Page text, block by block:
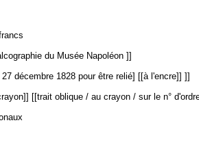
du Musée Napoléon ]]
décembre 1828 pour être relié] [[à l'encre]] ]]
[[trait oblique / au crayon / sur le n°